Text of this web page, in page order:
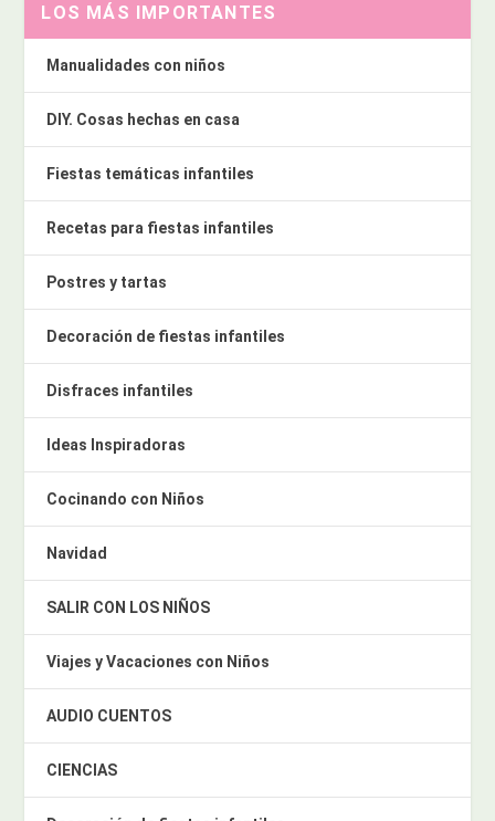
LOS MÁS IMPORTANTES
Manualidades con niños
DIY. Cosas hechas en casa
Fiestas temáticas infantiles
Recetas para fiestas infantiles
Postres y tartas
Decoración de fiestas infantiles
Disfraces infantiles
Ideas Inspiradoras
Cocinando con Niños
Navidad
SALIR CON LOS NIÑOS
Viajes y Vacaciones con Niños
AUDIO CUENTOS
CIENCIAS